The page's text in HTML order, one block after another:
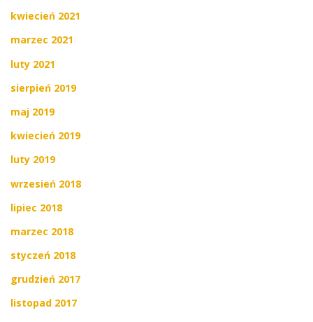
kwiecień 2021
marzec 2021
luty 2021
sierpień 2019
maj 2019
kwiecień 2019
luty 2019
wrzesień 2018
lipiec 2018
marzec 2018
styczeń 2018
grudzień 2017
listopad 2017